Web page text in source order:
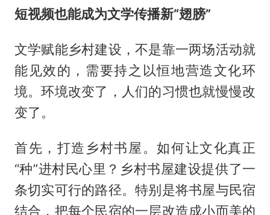
短视频也能成为文学传播新“翅膀”
文学赋能乡村建设，不是靠一两场活动就
能见效的，需要持之以恒地营造文化环
境。环境改变了，人们的习惯也就慢慢改
变了。
首先，打造乡村书屋。如何让文化真正
“种”进村民心里？乡村书屋建设提供了一
条切实可行的路径。特别是将书屋与民宿
结合，把每个民宿的一层改造成小而美的